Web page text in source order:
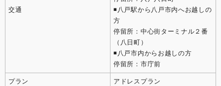
交通
◾️八戸駅から八戸市内へお越しの
方
停留所：中心街ターミナル２番
（八日町）
◾️八戸市内からお越しの方
停留所：市庁前
プラン アドレスプラン